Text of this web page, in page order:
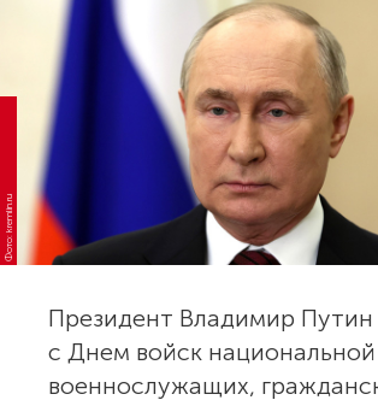
Фото: kremlin.ru
Президент Владимир Путин
с Днем войск национальной
военнослужащих,